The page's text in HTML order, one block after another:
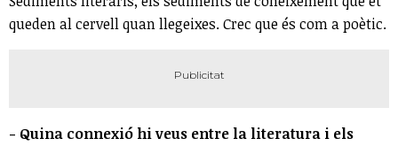
queden al cervell quan llegeixes. Crec que és com a poètic.
- Quina connexió hi veus entre la literatura i els